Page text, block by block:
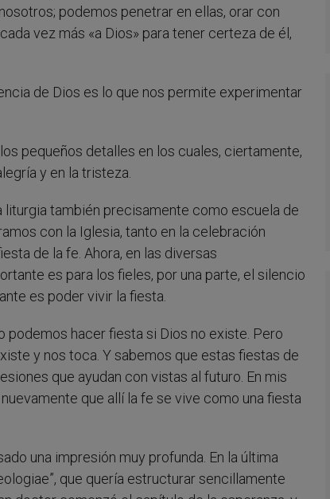
podemos penetrar en ellas, orar con
vez más «a Dios» para tener certeza de él,
de Dios es lo que nos permite experimentar
pequeños detalles en los cuales, ciertamente,
y en la tristeza.
también precisamente como escuela de
con la Iglesia, tanto en la celebración
de la fe. Ahora, en las diversas
es para los fieles, por una parte, el silencio
es poder vivir la fiesta.
podemos hacer fiesta si Dios no existe. Pero
y nos toca. Y sabemos que estas fiestas de
que ayudan con vistas al futuro. En mis
que allí la fe se vive como una fiesta
una impresión muy profunda. En la última
que quería estructurar sencillamente